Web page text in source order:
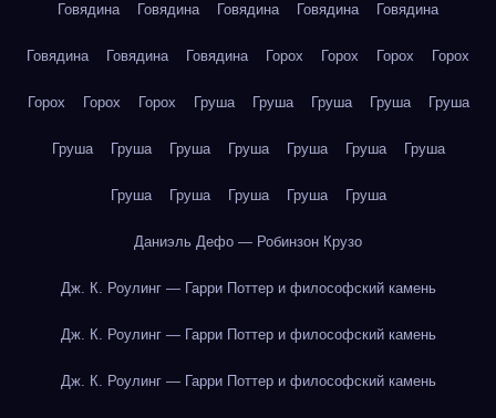
Говядина Говядина Говядина Говядина Говядина
Говядина Говядина Говядина Горох Горох Горох Горох
Горох Горох Горох Груша Груша Груша Груша Груша
Груша Груша Груша Груша Груша Груша Груша
Груша Груша Груша Груша Груша
Даниэль Дефо — Робинзон Крузо
Дж. К. Роулинг — Гарри Поттер и философский камень
Дж. К. Роулинг — Гарри Поттер и философский камень
Дж. К. Роулинг — Гарри Поттер и философский камень